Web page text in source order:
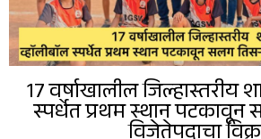
17 वर्षाखालील जिल्हास्तरीय
स्पर्धेत प्रथम स्थान पटकावून